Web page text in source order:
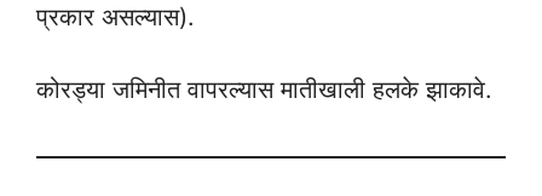
प्रकार असल्यास).
कोरड्या जमिनीत वापरल्यास मातीखाली हलके झाकावे.